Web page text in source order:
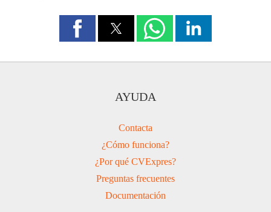
AYUDA
Contacta
¿Cómo funciona?
¿Por qué CVExpres?
Preguntas frecuentes
Documentación